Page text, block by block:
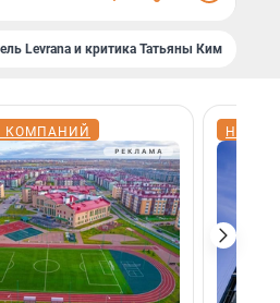
Levrana и критика Татьяны Ким
КОМПАНИЙ